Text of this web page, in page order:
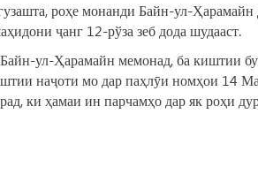
роҳе монанди Байн-ул-Ҳарамайн
ҷанг 12-рўза зеб дода шудааст.
Байн-ул-Ҳарамайн мемонад, ба киштии
наҷоти мо дар паҳлӯи номҳои 14
ки ҳамаи ин парчамҳо дар як роҳи